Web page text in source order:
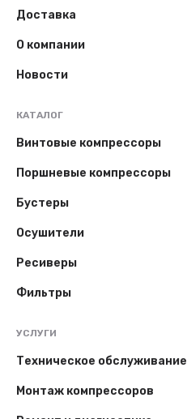
Доставка
О компании
Новости
КАТАЛОГ
Винтовые компрессоры
Поршневые компрессоры
Бустеры
Осушители
Ресиверы
Фильтры
УСЛУГИ
Техническое обслуживание
Монтаж компрессоров